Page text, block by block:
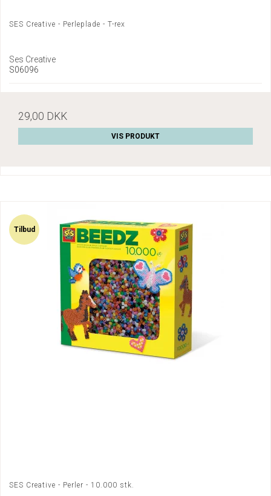
SES Creative - Perleplade - T-rex
Ses Creative
S06096
29,00 DKK
VIS PRODUKT
Tilbud
SES Creative - Perler - 10.000 stk.